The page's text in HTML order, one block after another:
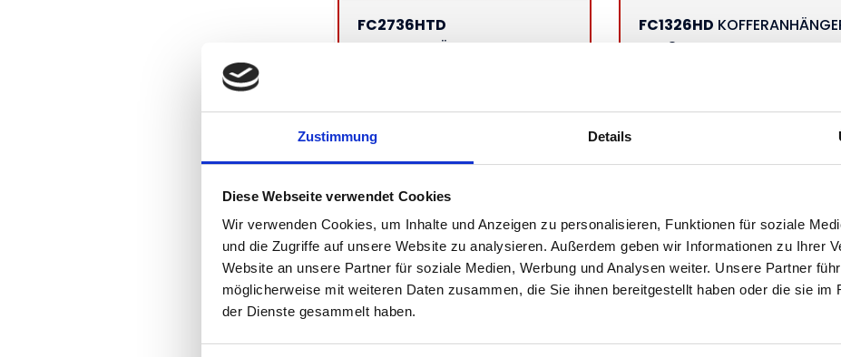
Zustimmung Details
Diese Webseite verwendet Cookies
Wir verwenden Cookies, um Inhalte und Anzeigen zu personalisieren, Funktionen für soziale
und die Zugriffe auf unsere Website zu analysieren. Außerdem geben wir Informationen zu Ihrer
Website an unsere Partner für soziale Medien, Werbung und Analysen weiter. Unsere Partner
möglicherweise mit weiteren Daten zusammen, die Sie ihnen bereitgestellt haben oder die sie im
der Dienste gesammelt haben.
FC2736HTD
KOFFERANHÄNGER
Netto:5.752,10 €|Brutto: 6.845,00 €
FC1326HD
MIT 3 KLAPPEN
Netto:5.941,18 €|Brutto: 7.070,00 €